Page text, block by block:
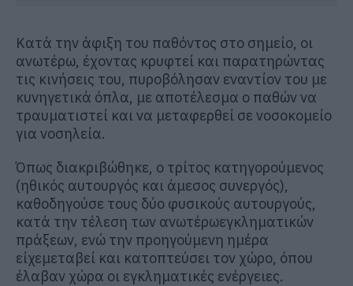
Κατά την άφιξη του παθόντος στο σημείο, οι
ανωτέρω, έχοντας κρυφτεί και παρατηρώντας
τις κινήσεις του, πυροβόλησαν εναντίον του με
κυνηγετικά όπλα, με αποτέλεσμα ο παθών να
τραυματιστεί καινα μεταφερθεί σε νοσοκομείο
για νοσηλεία.
Όπως διακριβώθηκε, ο τρίτος κατηγορούμενος
(ηθικός αυτουργός και άμεσος συνεργός),
καθοδηγούσε τους δύο φυσικούς αυτουργούς,
κατά την τέλεση των ανωτέρωεγκληματικών
πράξεων, ενώ την προηγούμενη ημέρα
είχεμεταβεί και κατοπτεύσει τον χώρο, όπου
έλαβαν χώρα οι εγκληματικές ενέργειες.